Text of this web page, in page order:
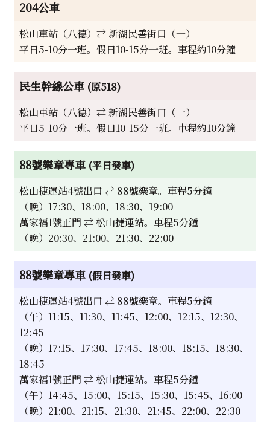
204公車
松山車站（八德）⇄ 新湖民善街口（一）
平日5-10分一班。假日10-15分一班。車程約10分鐘
民生幹線公車 (原518)
松山車站（八德）⇄ 新湖民善街口（一）
平日5-10分一班。假日10-15分一班。車程約10分鐘
88號樂章專車 (平日發車)
松山捷運站4號出口 ⇄ 88號樂章。車程5分鐘
（晚）17:30、18:00、18:30、19:00
萬家福1號正門 ⇄ 松山捷運站。車程5分鐘
（晚）20:30、21:00、21:30、22:00
88號樂章專車 (假日發車)
松山捷運站4號出口 ⇄ 88號樂章。車程5分鐘
（午）11:15、11:30、11:45、12:00、12:15、12:30、
12:45
（晚）17:15、17:30、17:45、18:00、18:15、18:30、
18:45
萬家福1號正門 ⇄ 松山捷運站。車程5分鐘
（午）14:45、15:00、15:15、15:30、15:45、16:00
（晚）21:00、21:15、21:30、21:45、22:00、22:30